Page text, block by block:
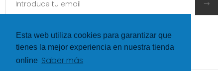
Esta web utiliza cookies para garantizar que
tienes la mejor experiencia en nuestra tienda
online Saber más